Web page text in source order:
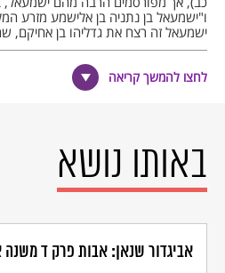
ו"ישמעאל בן נתניה בן אלישמע מזרע
ישמעאל זה רצח את גדליהו בן אחיקם,
חורבן בית המקדש הראשון, כאחראי על
לגולה. רצח זה הביא למעשה לחיסול
ממושכת, והוא מצוין עד היום בצום
ישמעאל, בנו בכורו של אברהם אבינו
כאשר מלאך אלוהים נגלה אל הגר
אל המדבר, ואומר לה "כי שמע אלוהים
ואכן, שם זה הוא שם תיאופורי (היינו שם
אך לא כך הוא. דומה שלא קשה להסביר
זה ממפת שמותיהם של יהודים, שכן
ישראל (במחצית הראשונה של המאה
לחצו להמשך קריאה
באותו נושא
אביגדור שנאן: אבות פרק ד משנה